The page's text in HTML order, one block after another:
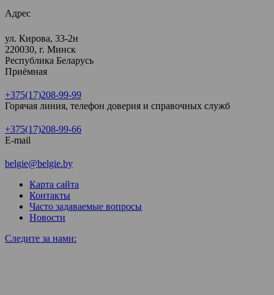
Адрес
ул. Кирова, 33-2н
220030, г. Минск
Республика Беларусь
Приёмная
+375(17)208-99-99
Горячая линия, телефон доверия и справочных служб
+375(17)208-99-66
E-mail
belgie@belgie.by
Карта сайта
Контакты
Часто задаваемые вопросы
Новости
Следите за нами: